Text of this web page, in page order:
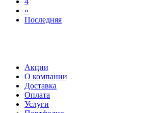
»
Последняя
Акции
О компании
Доставка
Оплата
Услуги